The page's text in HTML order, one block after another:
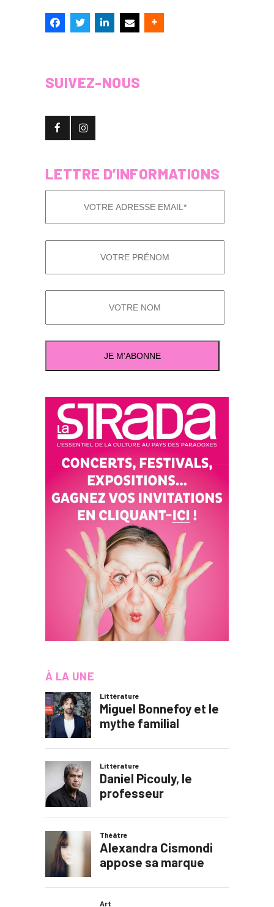
SUIVEZ-NOUS
LETTRE D’INFORMATIONS
À LA UNE